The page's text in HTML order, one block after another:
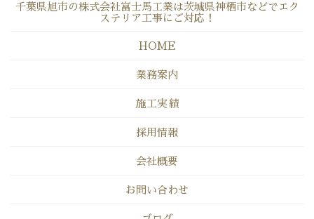
千葉県旭市の株式会社富士馬工業は茨城県神栖市などでエク
ステリア工事にご対応！
HOME
業務案内
施工実績
採用情報
会社概要
お問い合わせ